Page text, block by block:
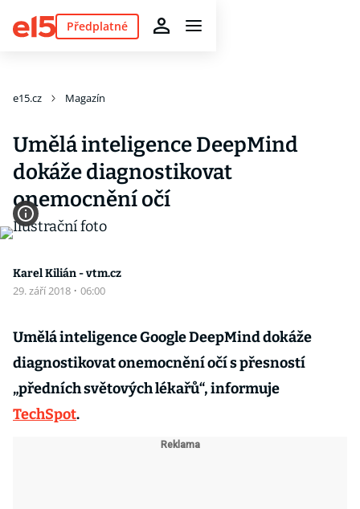
Předplatné
e15.cz Magazín
Umělá inteligence DeepMind
dokáže diagnostikovat
onemocnění očí
Karel Kilián - vtm.cz
29. září 2018 · 06:00
Umělá inteligence Google DeepMind dokáže
diagnostikovat onemocnění očí s přesností
„předních světových lékařů“, informuje
TechSpot.